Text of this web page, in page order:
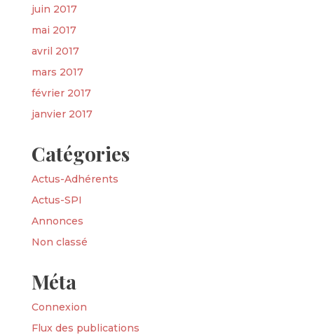
juin 2017
mai 2017
avril 2017
mars 2017
février 2017
janvier 2017
Catégories
Actus-Adhérents
Actus-SPI
Annonces
Non classé
Méta
Connexion
Flux des publications